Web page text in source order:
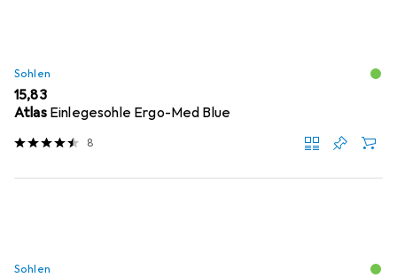
Sohlen
EUR
15,83
Atlas Einlegesohle Ergo-Med Blue
8
Sohlen